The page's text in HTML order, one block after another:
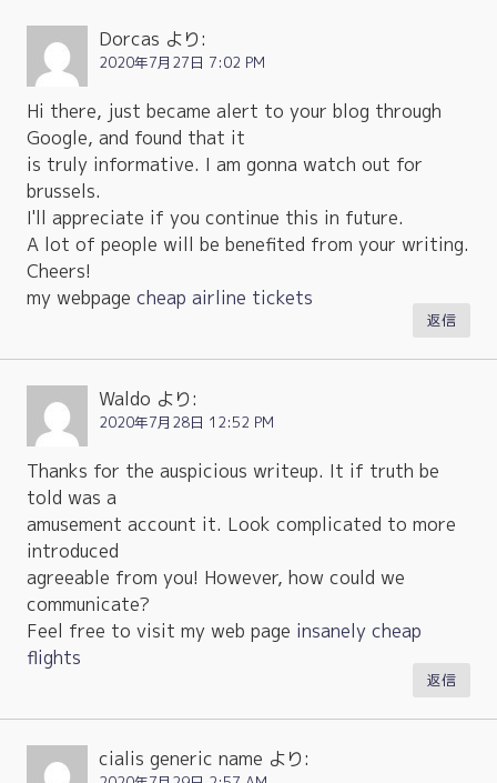
Dorcas より:
2020年7月27日 7:02 PM
Hi there, just became alert to your blog through
Google, and found that it
is truly informative. I am gonna watch out for
brussels.
I'll appreciate if you continue this in future.
A lot of people will be benefited from your writing.
Cheers!
my webpage cheap airline tickets
返信
Waldo より:
2020年7月28日 12:52 PM
Thanks for the auspicious writeup. It if truth be
told was a
amusement account it. Look complicated to more
introduced
agreeable from you! However, how could we
communicate?
Feel free to visit my web page insanely cheap
flights
返信
cialis generic name より: